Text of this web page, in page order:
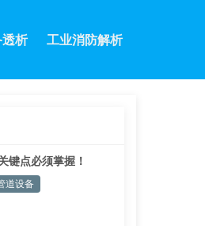
析 工业消防解析
键点必须掌握！
道设备